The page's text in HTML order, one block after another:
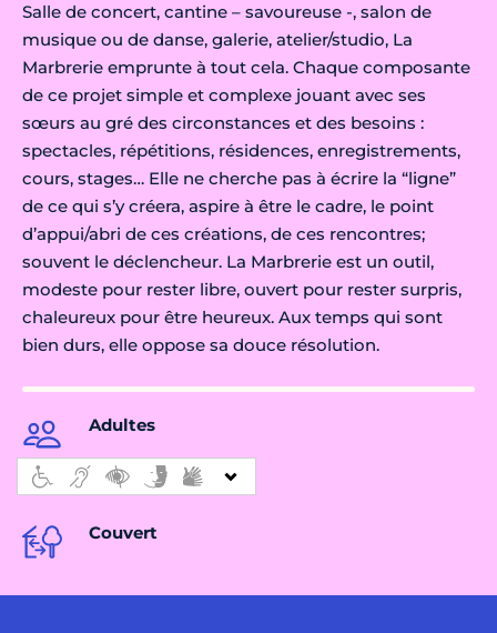
Salle de concert, cantine – savoureuse -, salon de
musique ou de danse, galerie, atelier/studio, La
Marbrerie emprunte à tout cela. Chaque composante
de ce projet simple et complexe jouant avec ses
sœurs au gré des circonstances et des besoins :
spectacles, répétitions, résidences, enregistrements,
cours, stages… Elle ne cherche pas à écrire la “ligne”
de ce qui s’y créera, aspire à être le cadre, le point
d’appui/abri de ces créations, de ces rencontres;
souvent le déclencheur. La Marbrerie est un outil,
modeste pour rester libre, ouvert pour rester surpris,
chaleureux pour être heureux. Aux temps qui sont
bien durs, elle oppose sa douce résolution.
Adultes
Couvert